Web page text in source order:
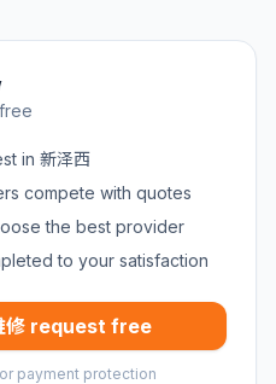
in 新泽西
compete with quotes
the best provider
to your satisfaction
修 request free
payment protection